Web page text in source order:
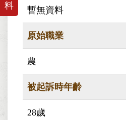
料
暫無資料
原始職業
農
被起訴時年齡
28歲